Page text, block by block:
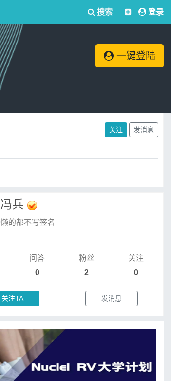
搜索 登录
一键登陆
关注 发消息
冯兵
懒的都不写签名
问答
0
粉丝
2
关注
0
关注TA 发消息